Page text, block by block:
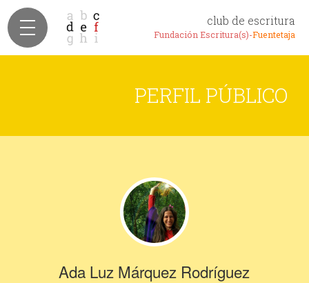
club de escritura
Fundación Escritura(s)-Fuentetaja
PERFIL PÚBLICO
Ada Luz Márquez Rodríguez